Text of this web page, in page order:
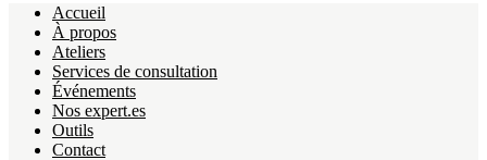
Accueil
À propos
Ateliers
Services de consultation
Événements
Nos expert.es
Outils
Contact